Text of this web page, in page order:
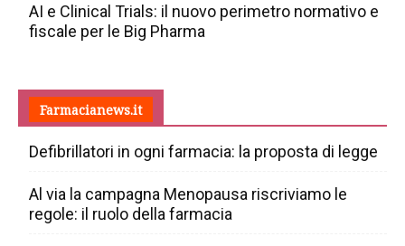
AI e Clinical Trials: il nuovo perimetro normativo e
fiscale per le Big Pharma
Farmacianews.it
Defibrillatori in ogni farmacia: la proposta di legge
Al via la campagna Menopausa riscriviamo le
regole: il ruolo della farmacia